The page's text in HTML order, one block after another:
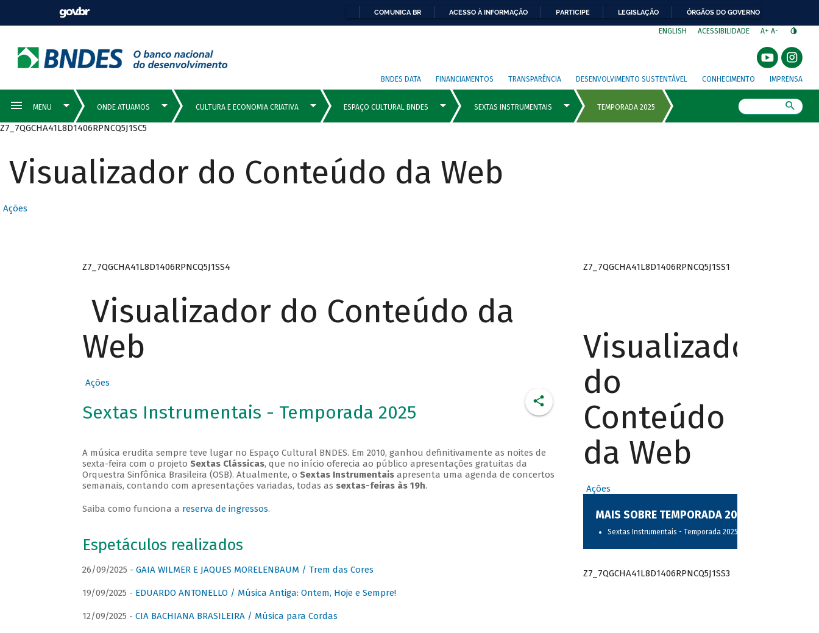
COMUNICA BR ACESSO À INFORMAÇÃO PARTICIPE LEGISLAÇÃO ÓRGÃOS DO GOVERNO
ENGLISH ACESSIBILIDADE A+ A-
BNDES DATA FINANCIAMENTOS TRANSPARÊNCIA DESENVOLVIMENTO SUSTENTÁVEL CONHECIMENTO IMPRENSA
Z7_7QGCHA41L8D1406RPNCQ5J1SC5
Visualizador do Conteúdo da Web
Ações
Z7_7QGCHA41L8D1406RPNCQ5J1SS4
Visualizador do Conteúdo da
Web
Ações
Sextas Instrumentais - Temporada 2025
A música erudita sempre teve lugar no Espaço Cultural BNDES. Em 2010, ganhou definitivamente as noites de
sexta-feira com o projeto Sextas Clássicas, que no início oferecia ao público apresentações gratuitas da
Orquestra Sinfônica Brasileira (OSB). Atualmente, o Sextas Instrumentaisapresenta uma agenda de concertos
semanais, contando com apresentações variadas, todas as sextas-feiras às 19h.
Saiba como funciona a reserva de ingressos.
Espetáculos realizados
26/09/2025 - GAIA WILMER E JAQUES MORELENBAUM / Trem das Cores
19/09/2025 - EDUARDO ANTONELLO / Música Antiga: Ontem, Hoje e Sempre!
12/09/2025 - CIA BACHIANA BRASILEIRA / Música para Cordas
Z7_7QGCHA41L8D1406RPNCQ5J1SS1
Visualizador
do
Conteúdo
da Web
Ações
MAIS SOBRE TEMPORADA 2025
Sextas Instrumentais - Temporada 2025
Z7_7QGCHA41L8D1406RPNCQ5J1SS3